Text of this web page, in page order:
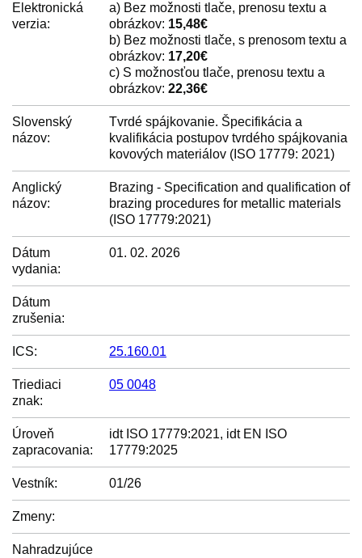
Elektronická
verzia:
a) Bez možnosti tlače, prenosu textu a
obrázkov: 15,48€
b) Bez možnosti tlače, s prenosom textu a
obrázkov: 17,20€
c) S možnosťou tlače, prenosu textu a
obrázkov: 22,36€
Slovenský
názov:
Tvrdé spájkovanie. Špecifikácia a
kvalifikácia postupov tvrdého spájkovania
kovových materiálov (ISO 17779: 2021)
Anglický
názov:
Brazing - Specification and qualification of
brazing procedures for metallic materials
(ISO 17779:2021)
Dátum
vydania:
01. 02. 2026
Dátum
zrušenia:
ICS: 25.160.01
Triediaci
znak:
05 0048
Úroveň
zapracovania:
idt ISO 17779:2021, idt EN ISO
17779:2025
Vestník: 01/26
Zmeny:
Nahradzujúce